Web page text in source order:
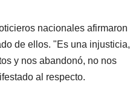
nacionales afirmaron
de ellos. "Es una injusticia,
y nos abandonó, no nos
al respecto.